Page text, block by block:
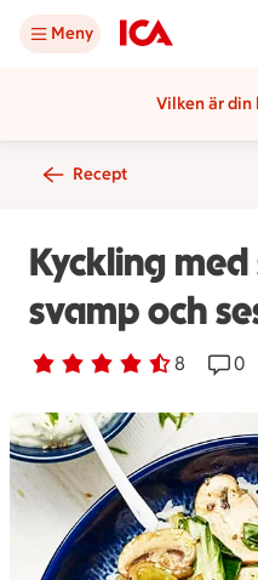
Meny
Vilken är din
Recept
Kyckling
svamp och
Betyg 4.3 av 5. 8
8 personer har röstat 0